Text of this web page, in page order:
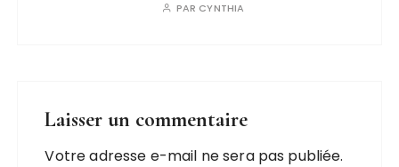
PAR CYNTHIA
Laisser un commentaire
Votre adresse e-mail ne sera pas publiée.